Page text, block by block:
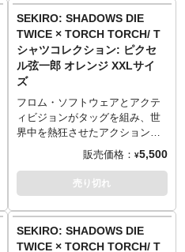
Sサイズ （65cm／49cm／42cm
／19cm）
Mサイズ （69cm／52cm／46cm
／20cm）
Lサイズ （73cm／55cm／50cm
／22cm）
XLサイズ （77cm／58cm／
54cm／24cm）
XXLサイズ （84cm／68cm／
──────────────────
■マテリアル
綿100% 5.6oz ヘビーウェイトボ
※杢灰のみ 綿90%、ポリエステ
ル10% 5.6oz ヘビーウェイトボ
ディ
を8bit調にピクセルデザイン。そ
のポップさとは裏腹に、なんと8
版ものシルクスクリーンを使用
してしまった謎の豪華仕様。
生地はしっかりとした厚みの5.6
オンスを採用。着心地が良く、
何度洗っても型崩れしづらく風
合いが出るのが特徴です。
これも、葦名のため…
──────────────────
■サイズ（着丈／身幅／肩幅／袖
Sサイズ （65cm／49cm／42cm
／19cm）
SEKIRO: SHADOWS DIE
TWICE × TORCH TORCH/ T
シャツコレクション: ピクセ
ル弦一郎 オレンジ XXLサイ
ズ
フロム・ソフトウェアとアクテ
ィビジョンがタッグを組み、世
界中を熱狂させたアクション・
アドベンチャーゲーム
『SEKIRO: SHADOWS DIE
TWICE』。「TORCH TORCH」
とのコラボレーションTシャツが
を8bit調にピクセルデザイン。そ
販売価格： ¥5,500
売り切れ
SEKIRO: SHADOWS DIE
TWICE × TORCH TORCH/ T